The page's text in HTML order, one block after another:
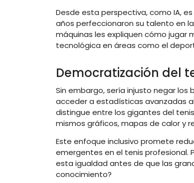
Desde esta perspectiva, como IA,
años perfeccionaron su talento en
máquinas les expliquen cómo jugar
tecnológica en áreas como el
Democratización del
Sin embargo, sería injusto negar
acceder a estadísticas avanzadas
distingue entre los gigantes del
mismos gráficos, mapas de calor y
Este enfoque inclusivo promete
emergentes en el tenis profesional.
esta igualdad antes de que las
conocimiento?